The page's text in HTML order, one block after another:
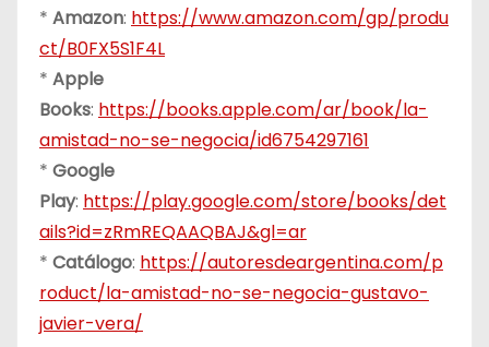
* Amazon: https://www.amazon.com/gp/produ
ct/B0FX5S1F4L
* Apple
Books: https://books.apple.com/ar/book/la-
amistad-no-se-negocia/id6754297161
* Google
Play: https://play.google.com/store/books/det
ails?id=zRmREQAAQBAJ&gl=ar
* Catálogo: https://autoresdeargentina.com/p
roduct/la-amistad-no-se-negocia-gustavo-
javier-vera/